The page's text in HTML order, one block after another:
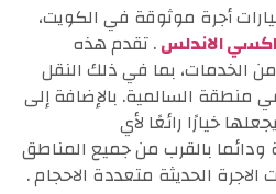
أجرة موثوقة في الكويت،
الاندلس. تقدم هذه
الخدمات، بما في ذلك النقل
السالمية. بالإضافة إلى
خيارًا رائعًا لأي
بالقرب من جميع المناطق
الحديثة متعددة الاحجام .